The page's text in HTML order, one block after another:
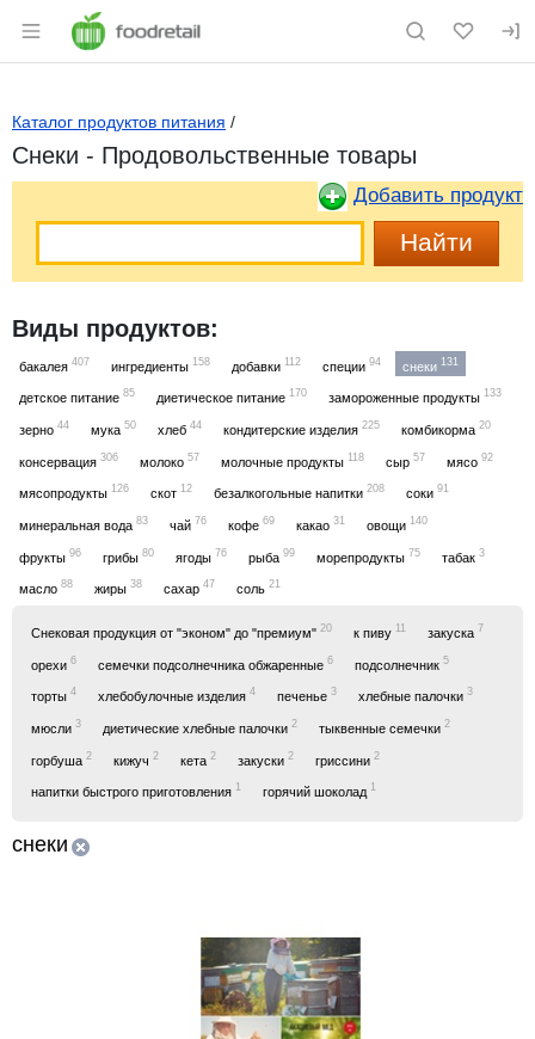
Раздел навигации по сайту
Каталог продуктов питания /
Снеки - Продовольственные товары
Добавить продукт
Виды продуктов:
бакалея 407 ингредиенты 158 добавки 112 специи 94 снеки 131
детское питание 85 диетическое питание 170 замороженные продукты 133
зерно 44 мука 50 хлеб 44 кондитерские изделия 225 комбикорма 20
консервация 306 молоко 57 молочные продукты 118 сыр 57 мясо 92
мясопродукты 126 скот 12 безалкогольные напитки 208 соки 91
минеральная вода 83 чай 76 кофе 69 какао 31 овощи 140
фрукты 96 грибы 80 ягоды 76 рыба 99 морепродукты 75 табак 3
масло 88 жиры 38 сахар 47 соль 21
Снековая продукция от "эконом" до "премиум" 20 к пиву 11 закуска 7
орехи 6 семечки подсолнечника обжаренные 6 подсолнечник 5
торты 4 хлебобулочные изделия 4 печенье 3 хлебные палочки 3
мюсли 3 диетические хлебные палочки 2 тыквенные семечки 2
горбуша 2 кижуч 2 кета 2 закуски 2 гриссини 2
напитки быстрого приготовления 1 горячий шоколад 1
снеки